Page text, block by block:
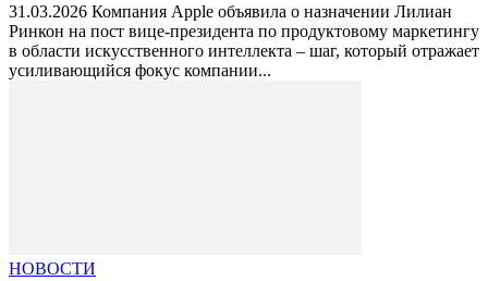
31.03.2026 Компания Apple объявила о назначении Лилиан
Ринкон на пост вице-президента по продуктовому маркетингу
в области искусственного интеллекта – шаг, который отражает
усиливающийся фокус компании...
НОВОСТИ